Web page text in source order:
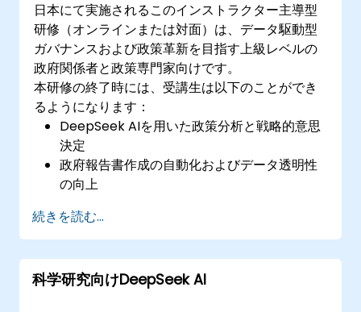
日本にて実施されるこのインストラクター主導型
研修（オンラインまたは対面）は、データ駆動型
ガバナンスおよび政策革新を目指す上級レベルの
政府関係者と政策専門家向けです。
本研修の終了時には、受講生は以下のことができ
るようになります：
DeepSeek AIを用いた政策分析と戦略的意思
決定
政府報告書作成の自動化およびデータ透明性
の向上
ョンに活かす
AI駆動型ソリューションによる市民との関わ
り強化
続きを読む...
科学研究向けDeepSeek AI